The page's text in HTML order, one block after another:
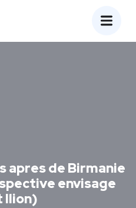
apres de Birmanie
envisage
Ilion)